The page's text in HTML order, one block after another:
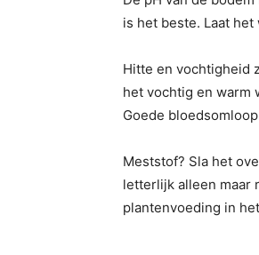
is het beste. Laat
Hitte en vochtigheid
het vochtig en warm
Goede
Meststof? Sla het
letterlijk alleen maar
plantenvoeding in